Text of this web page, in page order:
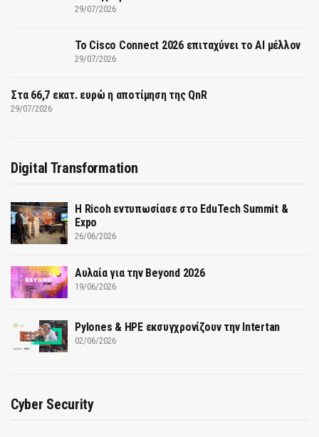
29/07/2026
Το Cisco Connect 2026 επιταχύνει το AI μέλλον
29/07/2026
Στα 66,7 εκατ. ευρώ η αποτίμηση της QnR
29/07/2026
Digital Transformation
Η Ricoh εντυπωσίασε στο EduTech Summit &
Expo
26/06/2026
Αυλαία για την Beyond 2026
19/06/2026
Pylones & HPE εκσυγχρονίζουν την Intertan
02/06/2026
Cyber Security